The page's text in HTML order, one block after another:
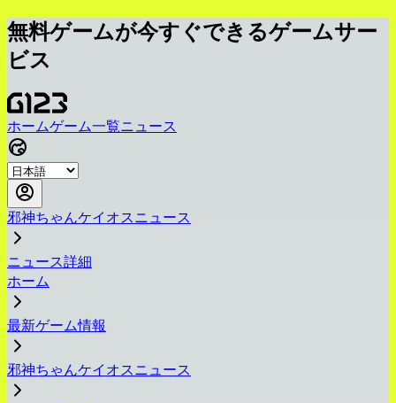
無料ゲームが今すぐできるゲームサー
ビス
ホームゲーム一覧ニュース
邪神ちゃんケイオスニュース
ニュース詳細
ホーム
最新ゲーム情報
邪神ちゃんケイオスニュース